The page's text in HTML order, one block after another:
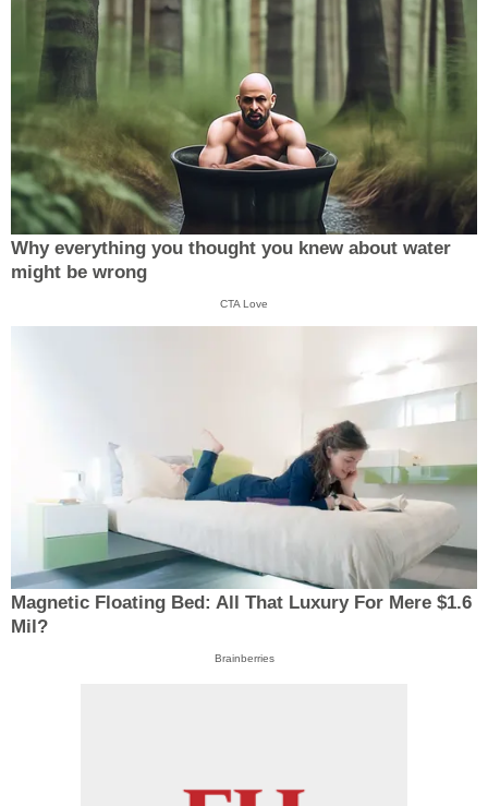
Why everything you thought you knew about water
might be wrong
CTA Love
Magnetic Floating Bed: All That Luxury For Mere $1.6
Mil?
Brainberries